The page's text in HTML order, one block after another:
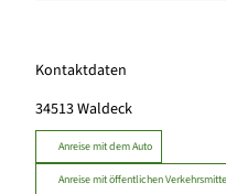
Kontaktdaten
34513Waldeck
Anreise mit dem Auto
Anreise mit öffentlichen